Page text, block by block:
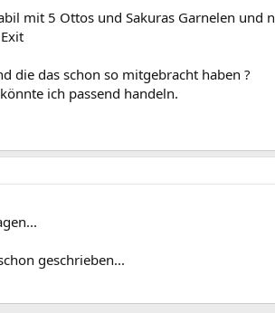
mit 5 Ottos und Sakuras Garnelen und
die das schon so mitgebracht haben ?
ich passend handeln.
geschrieben...